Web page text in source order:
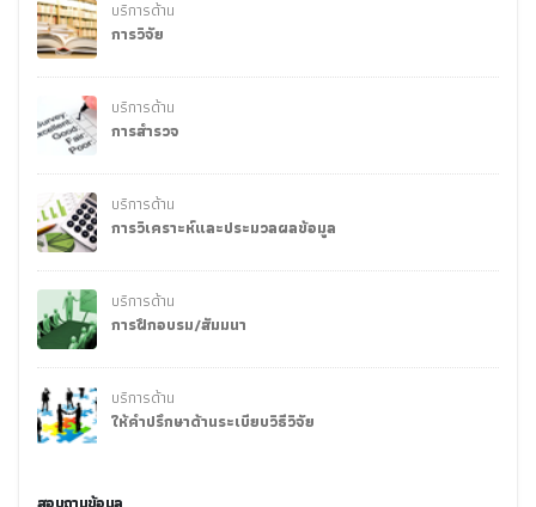
บริการด้าน
การวิจัย
บริการด้าน
การสำรวจ
บริการด้าน
การวิเคราะห์และประมวลผลข้อมูล
บริการด้าน
การฝึกอบรม/สัมมนา
บริการด้าน
ให้คำปรึกษาด้านระเบียบวิธีวิจัย